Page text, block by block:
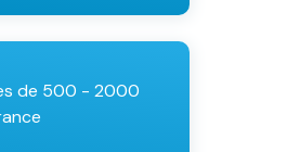
de 500 - 2000